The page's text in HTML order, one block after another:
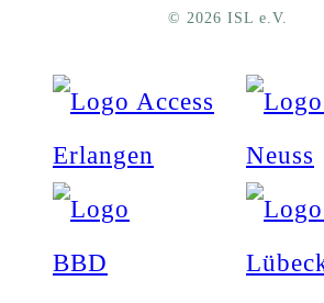
© 2026 ISL e.V.